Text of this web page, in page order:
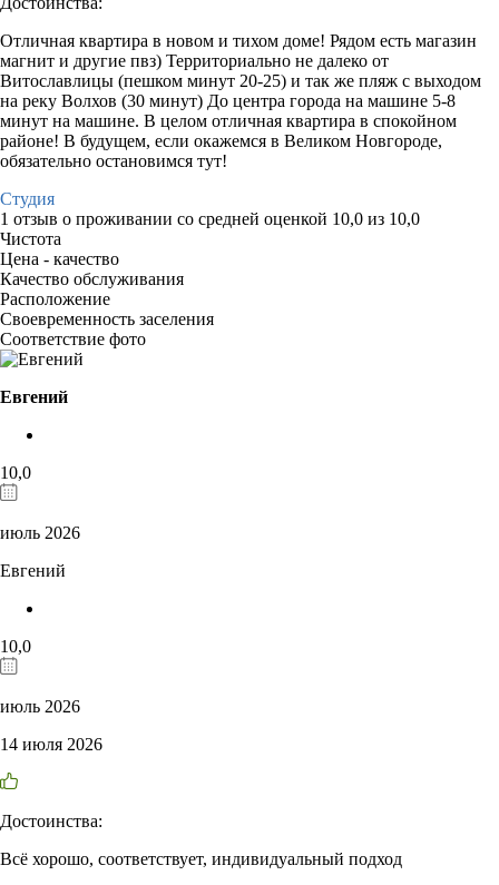
Отличная квартира в новом и тихом доме! Рядом есть магазин
магнит и другие пвз) Территориально не далеко от
Витославлицы (пешком минут 20-25) и так же пляж с выходом
на реку Волхов (30 минут) До центра города на машине 5-8
минут на машине. В целом отличная квартира в спокойном
районе! В будущем, если окажемся в Великом Новгороде,
обязательно остановимся тут!
Студия
1 отзыв о проживании со средней оценкой 10,0 из 10,0
Чистота
Цена - качество
Качество обслуживания
Расположение
Своевременность заселения
Соответствие фото
Евгений
10,0
июль 2026
Евгений
10,0
июль 2026
14 июля 2026
Достоинства:
Всё хорошо, соответствует, индивидуальный подход